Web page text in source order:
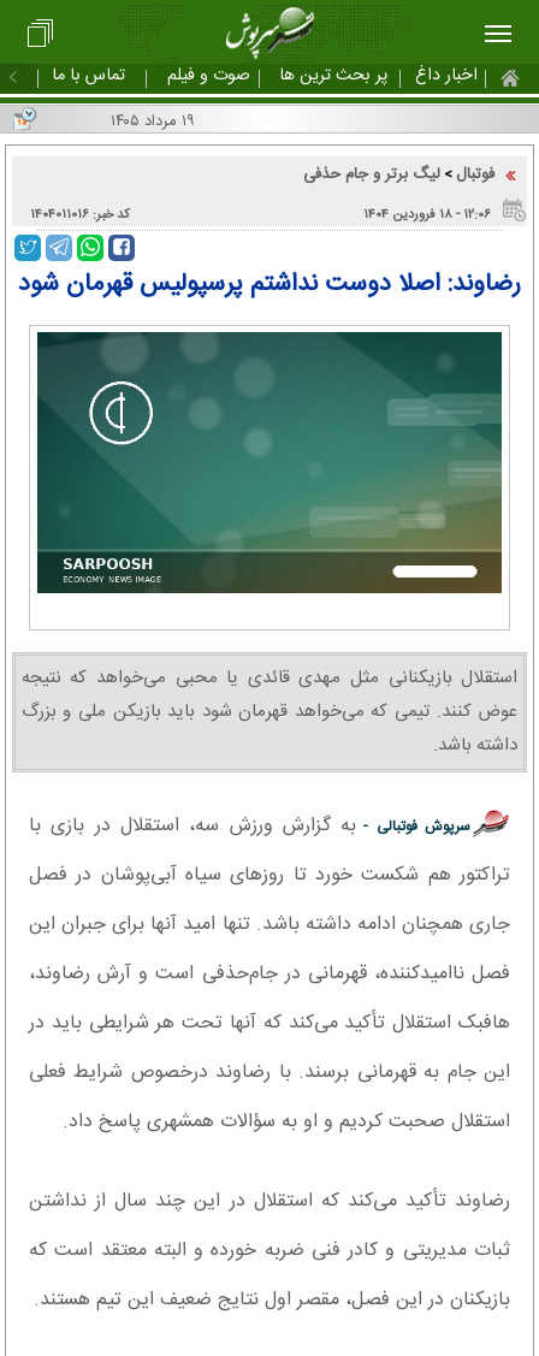
اخبار داغ پر بحث ترین ها صوت و فیلم تماس با ما
فوتبال > لیگ برتر و جام حذفی
۱۲:۰۶ - ۱۸ فروردین ۱۴۰۴ کد خبر: ۱۴۰۴۰۱۱۰۱۶
رضاوند: اصلا دوست نداشتم پرسپولیس قهرمان شود
استقلال بازیکنانی مثل مهدی قائدی یا محبی می‌خواهد که نتیجه
عوض کنند. تیمی که می‌خواهد قهرمان شود باید بازیکن ملی و بزرگ
داشته باشد.
سرپوش فوتبالی - به گزارش ورزش سه، استقلال در بازی با
تراکتور هم شکست خورد تا روزهای سیاه آبی‌پوشان در فصل
جاری همچنان ادامه داشته باشد. تنها امید آنها برای جبران این
فصل ناامیدکننده، قهرمانی در جام‌حذفی است و آرش رضاوند،
هافبک استقلال تأکید می‌کند که آنها تحت هر شرایطی باید در
این جام به قهرمانی برسند. با رضاوند درخصوص شرایط فعلی
استقلال صحبت کردیم و او به سؤالات همشهری پاسخ داد.
رضاوند تأکید می‌کند که استقلال در این چند سال از نداشتن
ثبات مدیریتی و کادر فنی ضربه خورده و البته معتقد است که
بازیکنان در این فصل، مقصر اول نتایج ضعیف این تیم هستند.